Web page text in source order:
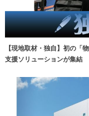
【現地取材・独自】初の「
支援ソリューションが集結